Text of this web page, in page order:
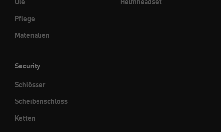
Öle
Pflege
Materialien
Helmheadset
Security
Schlösser
Scheibenschloss
Ketten